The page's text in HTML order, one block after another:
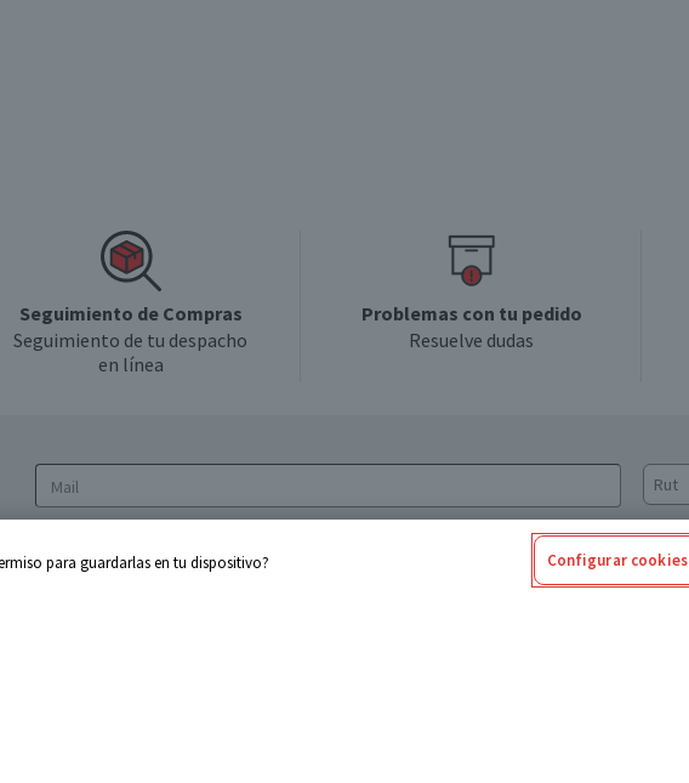
Seguimiento de Compras
Seguimiento de tu despacho
en línea
Problemas con tu pedido
Resuelve dudas
de privacidad y de tratamiento de datos
para guardarlas en tu dispositivo? Configurar cookies